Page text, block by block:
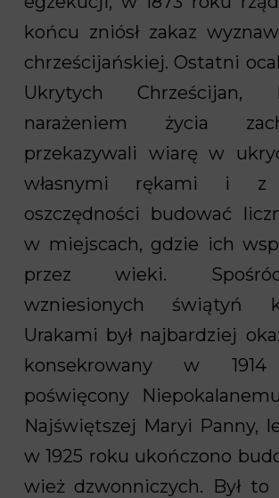
końcu zniósł zakaz
chrześcijańskiej. Ostatni
Ukrytych
narażeniem życia
przekazywali wiarę w
własnymi rękami i z
oszczędności budować
w miejscach, gdzie ich
przez wieki.
wzniesionych świątyń
Urakami był najbardziej
konsekrowany w
poświęcony
Najświętszej Maryi Panny,
w 1925 roku ukończono
wież dzwonniczych. Był to